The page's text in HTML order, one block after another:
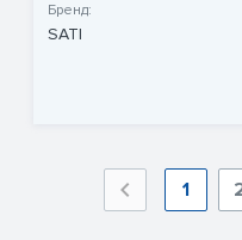
Бренд:
SATI
1